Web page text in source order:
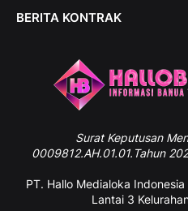
BERITA KONTRAK
SuratKeputusan
0009812.AH.01.01.Tahun
PT. Hallo Medialoka
Lantai 3